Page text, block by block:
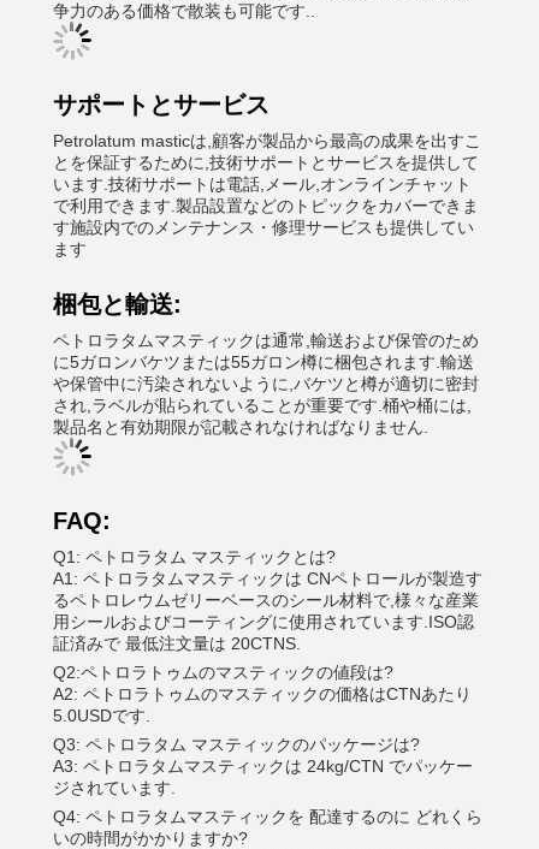
争力のある価格で散装も可能です..
サポートとサービス
Petrolatum masticは,顧客が製品から最高の成果を出すこ
とを保証するために,技術サポートとサービスを提供して
います.技術サポートは電話,メール,オンラインチャット
で利用できます.製品設置などのトピックをカバーできま
す施設内でのメンテナンス・修理サービスも提供してい
ます
梱包と輸送:
ペトロラタムマスティックは通常,輸送および保管のため
に5ガロンバケツまたは55ガロン樽に梱包されます.輸送
や保管中に汚染されないように,バケツと樽が適切に密封
され,ラベルが貼られていることが重要です.桶や桶には,
製品名と有効期限が記載されなければなりません.
FAQ:
Q1: ペトロラタム マスティックとは?
A1: ペトロラタムマスティックは CNペトロールが製造す
るペトロレウムゼリーベースのシール材料で,様々な産業
用シールおよびコーティングに使用されています.ISO認
証済みで 最低注文量は 20CTNS.
Q2:ペトロラトゥムのマスティックの値段は?
A2: ペトロラトゥムのマスティックの価格はCTNあたり
5.0USDです.
Q3: ペトロラタム マスティックのパッケージは?
A3: ペトロラタムマスティックは 24kg/CTN でパッケー
ジされています.
Q4: ペトロラタムマスティックを 配達するのに どれくら
いの時間がかかりますか?